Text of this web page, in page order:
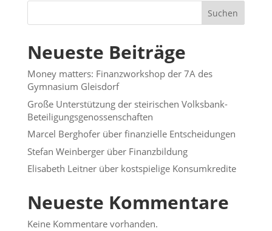
Suchen
Neueste Beiträge
Money matters: Finanzworkshop der 7A des
Gymnasium Gleisdorf
Große Unterstützung der steirischen Volksbank-
Beteiligungsgenossenschaften
Marcel Berghofer über finanzielle Entscheidungen
Stefan Weinberger über Finanzbildung
Elisabeth Leitner über kostspielige Konsumkredite
Neueste Kommentare
Keine Kommentare vorhanden.